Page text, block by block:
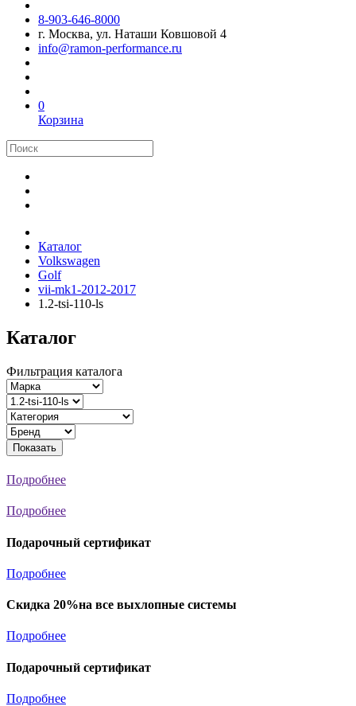
8-903-646-8000
г. Москва, ул. Наташи Ковшовой 4
info@ramon-performance.ru
0
Корзина
Каталог
Volkswagen
Golf
vii-mk1-2012-2017
1.2-tsi-110-ls
Каталог
Фильтрация каталога
Показать
Подробнее
Подробнее
Подарочный сертификат
Подробнее
Скидка 20%на все выхлопные системы
Подробнее
Подарочный сертификат
Подробнее